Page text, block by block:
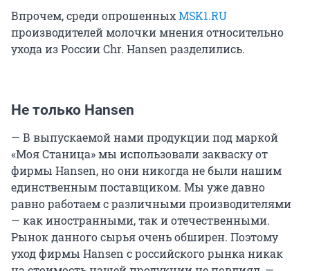
Впрочем, среди опрошенныхMSK1.RU
производителей молочки мнения относительно
ухода из России Chr. Hansen разделились.
Не только Hansen
— В выпускаемой нами продукции под маркой
«Моя Станица» мы использовали закваску от
фирмы Hansen, но они никогда не были нашим
единственным поставщиком. Мы уже давно
равно работаем с различными производителями
— как иностранными, так и отечественными.
Рынок данного сырья очень обширен. Поэтому
уход фирмы Hansen с российского рынка никак